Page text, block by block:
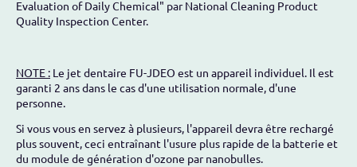
Evaluation of Daily Chemical" par National Cleaning Product
Quality Inspection Center.
NOTE : Le jet dentaire FU-JDEO est un appareil individuel. Il est
garanti 2 ans dans le cas d'une utilisation normale, d'une
personne.
Si vous vous en servez à plusieurs, l'appareil devra être rechargé
plus souvent, ceci entraînant l'usure plus rapide de la batterie et
du module de génération d'ozone par nanobulles.